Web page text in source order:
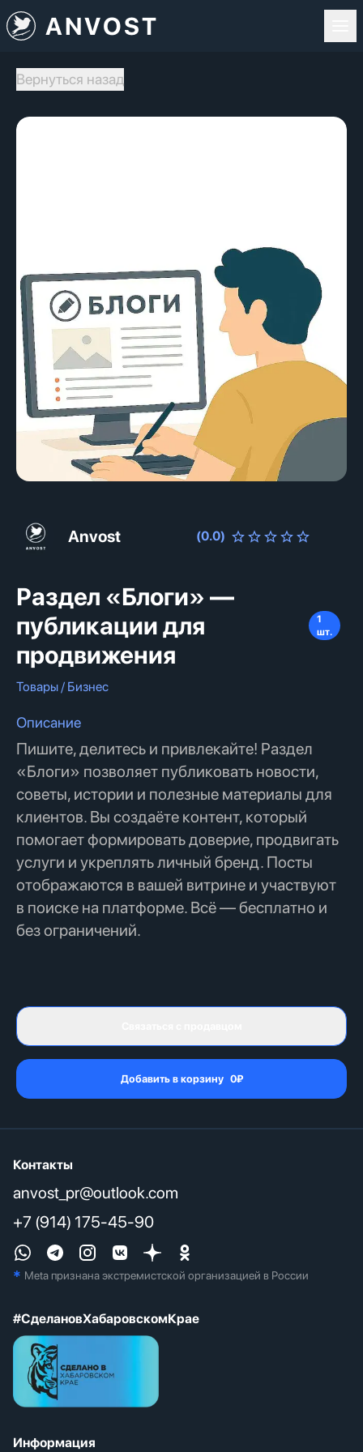
ANVOST
Вернуться назад
Anvost (0.0)
Раздел «Блоги» —
публикации для
продвижения
1
шт.
Товары / Бизнес
Описание
Пишите, делитесь и привлекайте! Раздел
«Блоги» позволяет публиковать новости,
советы, истории и полезные материалы для
клиентов. Вы создаёте контент, который
помогает формировать доверие, продвигать
услуги и укреплять личный бренд. Посты
отображаются в вашей витрине и участвуют
в поиске на платформе. Всё — бесплатно и
без ограничений.
Добавить в корзину 0₽
Контакты
anvost_pr@outlook.com
+7 (914) 175-45-90
* Meta признана экстремистcкой организацией в России
#СделановХабаровскомКрае
Информация